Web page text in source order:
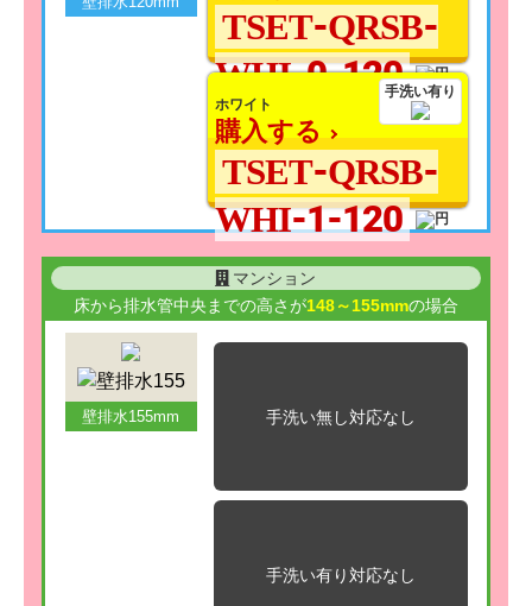
TSET-QRSB-
WHI-0-120手洗い有り
ホワイト
購入する
TSET-QRSB-
WHI-1-120
マンション
床から排水管中央までの高さが148～155mmの場合
壁排水155mm 手洗い無し対応なし
手洗い有り対応なし